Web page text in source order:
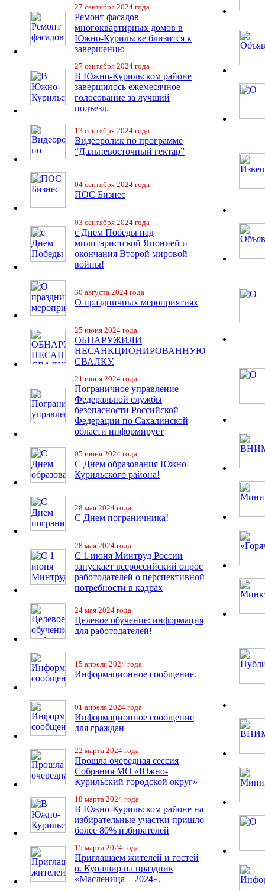
27 сентября 2024 года
Ремонт фасадов
многоквартирных домов в
Южно-Курильске близится к
завершению
27 сентября 2024 года
В Южно-Курильском районе
завершилось ежемесячное
голосование за лучший
подъезд.
13 сентября 2024 года
Видеоролик по программе
“Дальневосточный гектар”
04 сентября 2024 года
ПОС Бизнес
03 сентября 2024 года
с Днем Победы над
милитаристской Японией и
окончания Второй мировой
войны!
30 августа 2024 года
О праздничных мероприятиях
25 июня 2024 года
ОБНАРУЖИЛИ
НЕСАНКЦИОНИРОВАННУЮ
СВАЛКУ.
21 июня 2024 года
Пограничное управление
Федеральной службы
безопасности Российской
Федерации по Сахалинской
области информирует
05 июня 2024 года
С Днем образования Южно-
Курильского района!
28 мая 2024 года
С Днем пограничника!
28 мая 2024 года
С 1 июня Минтруд России
запускает всероссийский опрос
работодателей о перспективной
потребности в кадрах
24 мая 2024 года
Целевое обучение: информация
для работодателей!
15 апреля 2024 года
Информационное сообщение.
01 апреля 2024 года
Информационное сообщение
для граждан
22 марта 2024 года
Прошла очередная сессия
Собрания МО «Южно-
Курильский городской округ»
18 марта 2024 года
В Южно-Курильском районе на
избирательные участки пришло
более 80% избирателей
15 марта 2024 года
Приглашаем жителей и гостей
о. Кунашир на праздник
«Масленица – 2024».